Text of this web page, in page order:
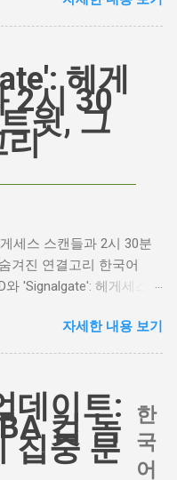
로비가 제작하고 주연을
만 그 이면에는 '연기'라
망과, 완벽주의를 향한
져 있습니다. Photo by
폭풍의 언덕, 그
씨 최근 몇 주 동안 영화
했습니다. 일부에서는 엘
속 히스클리프와는 다소
제시하며 캐스팅에 대한
려 보세요. 믿으세요. 분명
합하는지 여부를 넘어, 우
인물에게 기대하는 바가
가 그 기대를 어떻게 충족
근본적인 질문을 던집니
헤게
2시 30
윗, 그
리
세스 스캔들과 2시 30분
겨진 연결고리 한국어
'Signalgate': 헤게세스
트렌드 인기 검색어 'jd'는
가 아닙니다. 최근 미국
깊숙이 연결되어 있습니
트 헤게세스(Pete
벌어진 이 스캔들은 예상
(JD Vance)의 이름까지 소
자세한 내용 보기
데이트:
컵 녹
집중 분
한
국
어